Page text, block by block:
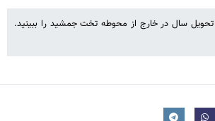
تحویل سال در خارج از محوطه تخت جمشید را ببینید.